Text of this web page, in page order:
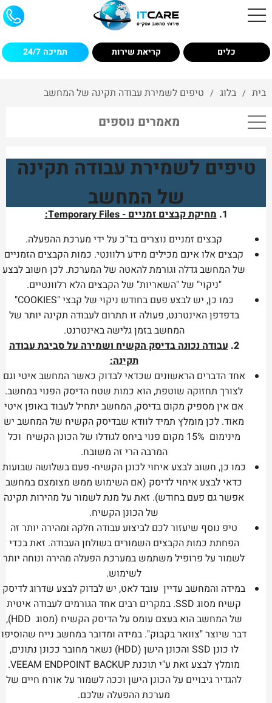
כלים קריאת שירות תמיכה 24/7
בית / בלוג / טיפים לשמירת עבודה תקינה של המחשב
מאמרים נוספים
טיפים לשמירת עבודה תקינה
של המחשב
1. מחיקת קבצים זמניים - Temporary Files:
קבצים זמניים נוצרים בד"כ על ידי מערכת ההפעלה.
קבצים אלו אינם מכילים מידע רלוונטי. כמות הקבצים הזמניים
של המחשב גדלה וגורמת להאטה של המערכת. לכן חשוב לבצע
"ניקוי" של "השאריות" של הקבצים הלא רלוונטיים.
כמו כן, יש לבצע פעם בחודש ניקוי של קבצי "COOKIES"
בדפדפן האינטרנט, פעולה זו תתרום לעבודה תקינה יותר של
המחשב בזמן גלישה באינטרנט.
2. עבודה נכונה בדיסק הקשיח ושמירה על סביבת עבודה
תקינה:
אחד הדברים הראשונים שכדאי לבדוק כאשר המחשב איטי וגם
לצורך תחזוקה שוטפת, הוא כמות שטח הדיסק הפנוי במחשב.
אם אין מספיק מקום בדיסק, המחשב יתחיל לעבוד באופן איטי
מאוד. לכן מומלץ תמיד לוודא שבדיסק הקשיח של המחשב יש
מינימום 15% מקום פנוי ביחס לגודלו של הכונן הקשיח וכל
המרבה הרי זה משובח.
כמו כן, חשוב לבצע איחוי לכונן הקשיח- פעם בשלושה שבועות
כדאי לבצע איחוי לדיסק (אם השימוש ממש מצומצם במחשב
אפשר גם פעם בחודש). זאת על מנת לשמור על מהירות תקינה
של הכונן הקשיח.
טיפ נוסף שיעזור לכם לביצוע עבודה חלקה ומהירה יותר זה
הפחתת כמות הקבצים השמורים בשולחן העבודה. זאת בכדי
לשמור על פרופיל משתמש במערכת הפעלה מהירה ונוחה יותר
לשימוש.
במידה והמחשב עדיין עובד לאט, יש לבדוק לבצע שדרוג לדיסק
קשיח מסוג SSD. במקרים רבים אחד הגורמים לעבודה איטית
של המחשב הוא בעצם עומס על הדיסק הקשיח (מסוג HDD),
דבר שיוצר "צוואר בקבוק". במידה ומדובר במחשב נייח שהוסיפו
לו כונן SSD והכונן הישן (HDD) נשאר מחובר ככונן נתונים,
מומלץ לבצע זאת ע"י תוכנת VEEAM ENDPOINT BACKUP.
להגדיר גיבויים על הכונן הישן וככה לשמור על אורח חיים של
מערכת ההפעלה שלכם.